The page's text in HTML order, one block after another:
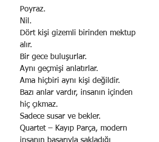
Poyraz.
Nil.
Dört kişi gizemli birinden mektup
alır.
Bir gece buluşurlar.
Aynı geçmişi anlatırlar.
Ama hiçbiri aynı kişi değildir.
Bazı anlar vardır, insanın içinden
hiç çıkmaz.
Sadece susar ve bekler.
Quartet – Kayıp Parça, modern